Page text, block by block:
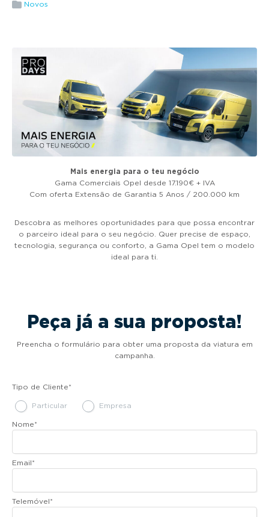
g
o
Novos
Mais energia para o teu negócio
Gama Comerciais Opel desde 17.190€ + IVA
Com oferta Extensão de Garantia 5 Anos / 200.000 km
Descobra as melhores oportunidades para que possa encontrar
o parceiro ideal para o seu negócio. Quer precise de espaço,
tecnologia, segurança ou conforto, a Gama Opel tem o modelo
ideal para ti.
Peça já a sua proposta!
Preencha o formulário para obter uma proposta da viatura em
campanha.
Tipo de Cliente*
Particular Empresa
Nome*
Email*
Telemóvel*